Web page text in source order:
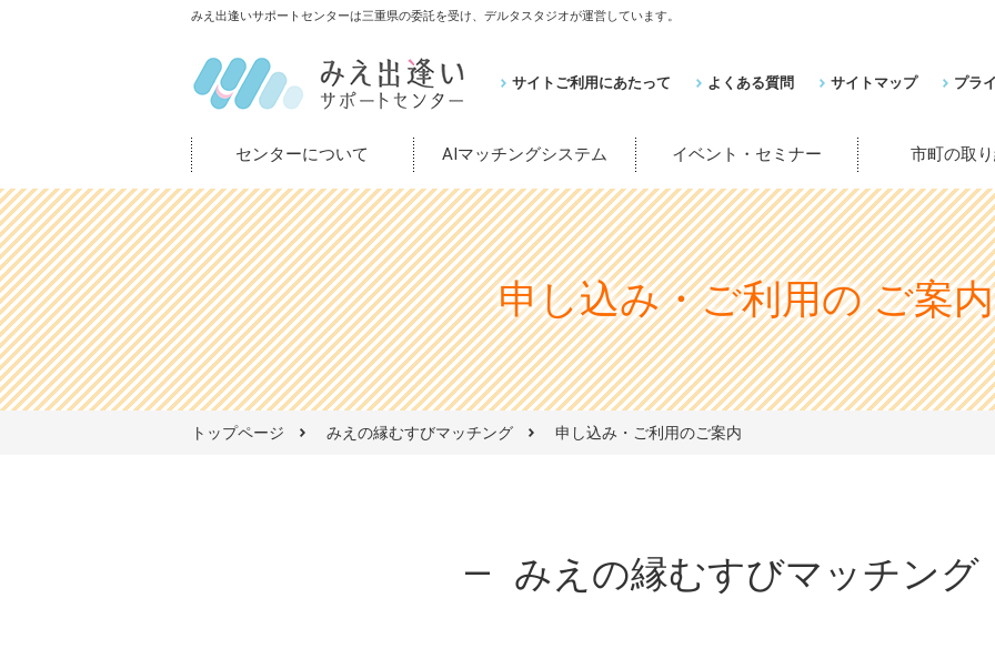
みえ出逢いサポートセンターは三重県の委託を受け、デルタスタジオが運営しています。
サイトご利用にあたって よくある質問 サイトマップ プラ
センターについて AIマッチングシステム イベント・セミナー 市町の取
申し込み・ご利用のご案内
トップページ みえの縁むすびマッチング 申し込み・ご利用のご案内
みえの縁むすびマッチング